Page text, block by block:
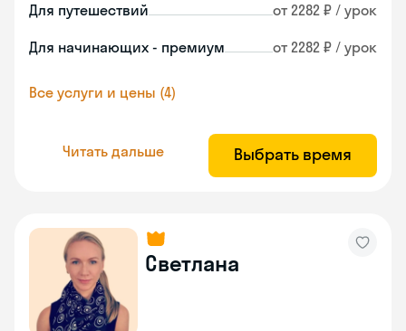
Для путешествий от 2282 ₽ / урок
Для начинающих - премиум от 2282 ₽ / урок
Все услуги и цены (4)
Читать дальше Выбрать время
Светлана